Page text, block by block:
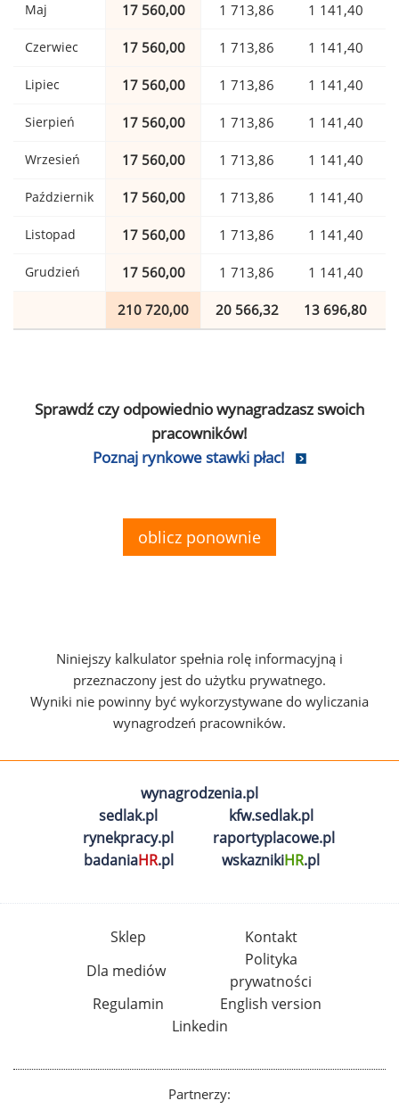
Maj 17 560,00 1 713,86 1 141,40
Czerwiec 17 560,00 1 713,86 1 141,40
Lipiec 17 560,00 1 713,86 1 141,40
Sierpień 17 560,00 1 713,86 1 141,40
Wrzesień 17 560,00 1 713,86 1 141,40
Październik 17 560,00 1 713,86 1 141,40
Listopad 17 560,00 1 713,86 1 141,40
Grudzień 17 560,00 1 713,86 1 141,40
210 720,00 20 566,32 13 696,80
Sprawdź czy odpowiednio wynagradzasz swoich
pracowników!
Poznaj rynkowe stawki płac!
oblicz ponownie
Niniejszy kalkulator spełnia rolę informacyjną i
przeznaczony jest do użytku prywatnego.
Wyniki nie powinny być wykorzystywane do wyliczania
wynagrodzeń pracowników.
wynagrodzenia.pl
sedlak.pl
kfw.sedlak.pl
rynekpracy.pl
raportyplacowe.pl
badaniaHR.pl wskaznikiHR.pl
Sklep
Kontakt
Dla mediów
Polityka
prywatności
Regulamin
English version
Linkedin
Partnerzy: